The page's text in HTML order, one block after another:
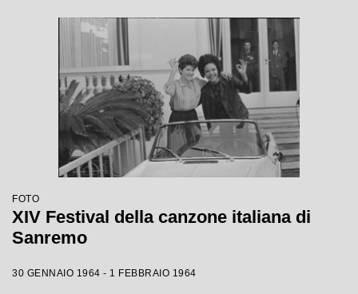
FOTO
XIV Festival della canzone italiana di
Sanremo
30 GENNAIO 1964 - 1 FEBBRAIO 1964